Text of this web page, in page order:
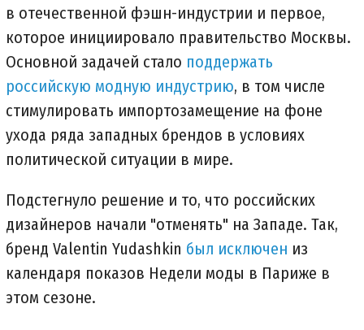
в отечественной фэшн-индустрии и первое,
которое инициировало правительство Москвы.
Основной задачей стало поддержать
российскую модную индустрию, в том числе
стимулировать импортозамещение на фоне
ухода ряда западных брендов в условиях
политической ситуации в мире.
Подстегнуло решение и то, что российских
дизайнеров начали "отменять" на Западе. Так,
бренд Valentin Yudashkin был исключен из
календаря показов Недели моды в Париже в
этом сезоне.